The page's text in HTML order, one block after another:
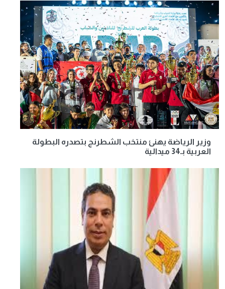
وزير الرياضة يهنئ منتخب الشطرنج بتصدره البطولة
العربية بـ34 ميدالية